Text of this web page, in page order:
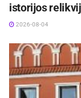
istorijos
2026-08-04